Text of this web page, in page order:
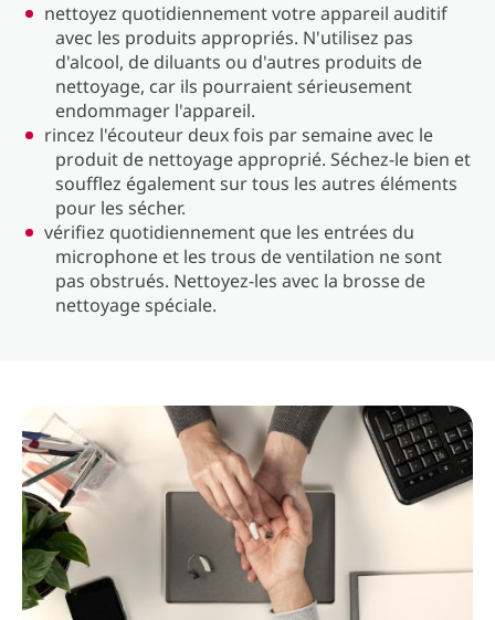
nettoyez quotidiennement votre appareil auditif
avec les produits appropriés. N'utilisez pas
d'alcool, de diluants ou d'autres produits de
nettoyage, car ils pourraient sérieusement
endommager l'appareil.
rincez l'écouteur deux fois par semaine avec le
produit de nettoyage approprié. Séchez-le bien et
soufflez également sur tous les autres éléments
pour les sécher.
vérifiez quotidiennement que les entrées du
microphone et les trous de ventilation ne sont
pas obstrués. Nettoyez-les avec la brosse de
nettoyage spéciale.